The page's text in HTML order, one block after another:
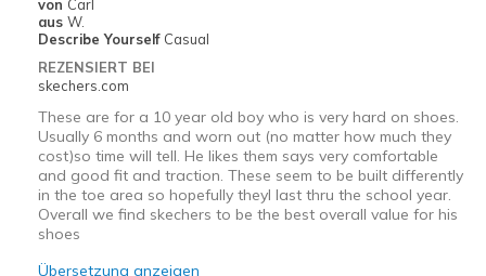
von Carl
aus W.
Describe Yourself Casual
REZENSIERT BEI
skechers.com
These are for a 10 year old boy who is very hard on shoes.
Usually 6 months and worn out (no matter how much they
cost)so time will tell. He likes them says very comfortable
and good fit and traction. These seem to be built differently
in the toe area so hopefully theyl last thru the school year.
Overall we find skechers to be the best overall value for his
shoes
Übersetzung anzeigen